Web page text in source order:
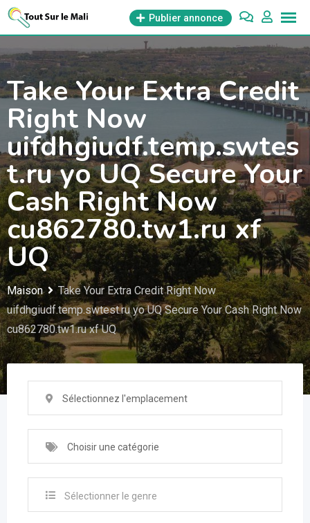
Aller
contenu
Publier annonce
Take Your Extra Credit
Right Now
uifdhgiudf.temp.swtes
t.ru yo UQ Secure Your
Cash Right Now
cu862780.tw1.ru xf
UQ
Maison
Take Your Extra Credit Right Now
uifdhgiudf.temp.swtest.ru yo UQ Secure Your Cash Right Now
cu862780.tw1.ru xf UQ
Sélectionnez l'emplacement
Choisir une catégorie
Sélectionner le genre